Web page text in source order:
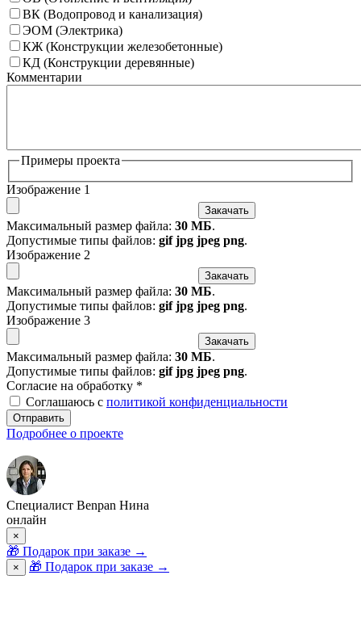
ВК (Водопровод и канализация)
ЭОМ (Электрика)
КЖ (Конструкции железобетонные)
КД (Конструкции деревянные)
Комментарии
Примеры проекта
Изображение 1
Закачать
Максимальный размер файла: 30 МБ.
Допустимые типы файлов: gif jpg jpeg png.
Изображение 2
Закачать
Максимальный размер файла: 30 МБ.
Допустимые типы файлов: gif jpg jpeg png.
Изображение 3
Закачать
Максимальный размер файла: 30 МБ.
Допустимые типы файлов: gif jpg jpeg png.
Согласие на обработку *
Соглашаюсь с политикой конфиденциальности
Отправить
Подробнее о проекте
Специалист Benpan Нина
онлайн
×
🎁 Подарок при заказе →
× 🎁 Подарок при заказе →